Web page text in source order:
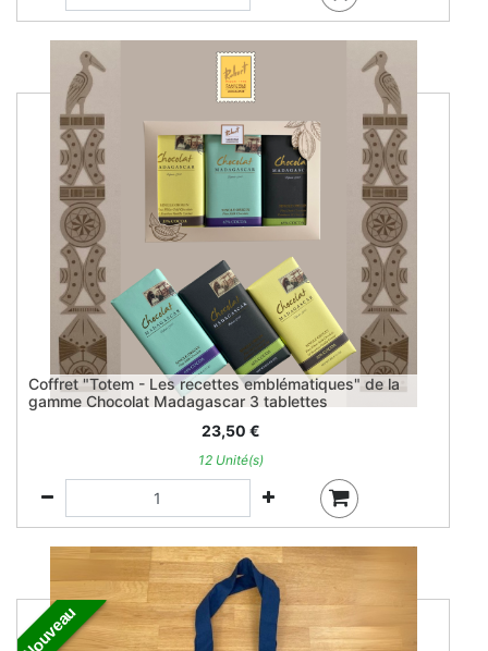
Coffret "Totem - Les recettes emblématiques" de la
gamme Chocolat Madagascar 3 tablettes
23,50 €
12 Unité(s)
Nouveau